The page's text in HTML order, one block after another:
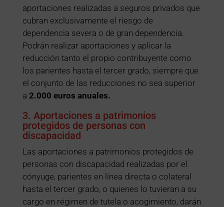
aportaciones realizadas a seguros privados que
cubran exclusivamente el riesgo de
dependencia severa o de gran dependencia.
Podrán realizar aportaciones y aplicar la
reducción tanto el propio contribuyente como
los parientes hasta el tercer grado, siempre que
el conjunto de las reducciones no sea superior
a 2.000 euros anuales.
3. Aportaciones a patrimonios
protegidos de personas con
discapacidad
Las aportaciones a patrimonios protegidos de
personas con discapacidad realizadas por el
cónyuge, parientes en línea directa o colateral
hasta el tercer grado, o quienes lo tuvieran a su
cargo en régimen de tutela o acogimiento, darán